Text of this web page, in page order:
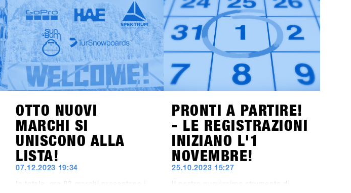
shops-1st-try.com.Le iscrizioni aprono
il 6 novembre tramite SHOPS 1
ST
BASE.Registra il tuo negozio in
anticipo e assicurati l’offerta esclusiva
early bird fino al 6 dicembre. Vieni a
Hochfügen dal 19 al 21 gennaio e
prova i prodotti più recenti di oltre 80
brand!
all'area di Hochfügen, offre
opportunità senza precedenti per
sviluppare il più grande evento B2B di
snowboard in Europa e portare i test
sulla neve ad un livello
successivo.Segnate sul calendario: le
date restano dal 19 al 21 gennaio
2025. Il concept definitivo per i brand
sarà svelato alla fine di luglio, e gli
inviti ai negozi saranno spediti entro la
fine di ottobre!
OTTO NUOVI
MARCHI SI
UNISCONO ALLA
LISTA!
07.12.2023 19:34
In totale, ora 83 marchi presentano i
PRONTI A PARTIRE!
- LE REGISTRAZIONI
INIZIANO L'1
NOVEMBRE!
25.10.2023 15:27
Il nostro nuovissimo strumento di